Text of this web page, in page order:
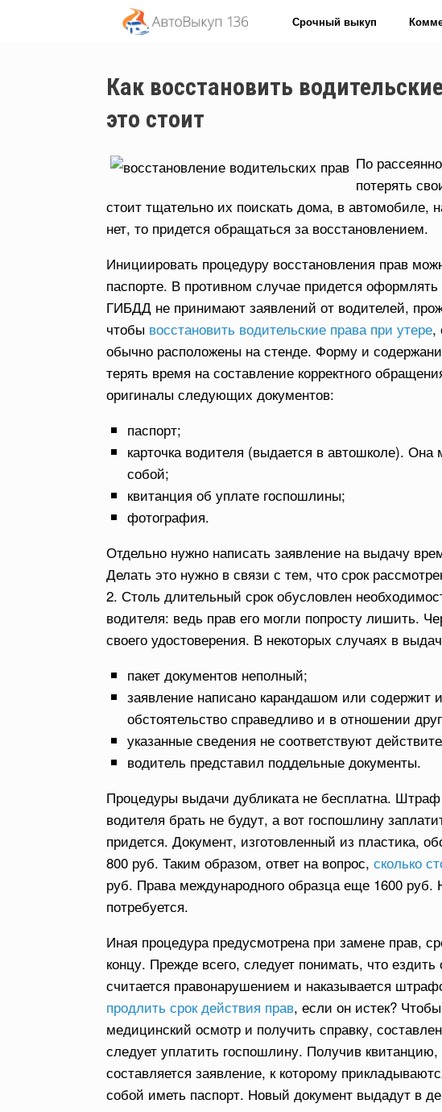
Срочный выкуп
Как восстановить
это стоит
По
потерять
стоит тщательно их поискать дома, в автомобиле,
нет, то придется обращаться за восстановлением.
Инициировать процедуру восстановления прав
паспорте. В противном случае придется
ГИБДД не принимают заявлений от водителей,
чтобы восстановить водительские права при утере,
обычно расположены на стенде. Форму и
терять время на составление корректного
оригиналы следующих документов:
паспорт;
карточка водителя (выдается в автошколе).
собой;
квитанция об уплате госпошлины;
фотография.
Отдельно нужно написать заявление на выдачу
Делать это нужно в связи с тем, что срок
2. Столь длительный срок обусловлен
водителя: ведь прав его могли попросту лишить.
своего удостоверения. В некоторых случаях в
пакет документов неполный;
заявление написано карандашом или содержит
обстоятельство справедливо и в отношении
указанные сведения не соответствуют
водитель представил поддельные документы.
Процедуры выдачи дубликата не бесплатна.
водителя брать не будут, а вот госпошлину
придется. Документ, изготовленный из пластика,
800 руб. Таким образом, ответ на вопрос, сколько
руб. Права международного образца еще 1600 руб.
потребуется.
Иная процедура предусмотрена при замене прав,
концу. Прежде всего, следует понимать, что
считается правонарушением и наказывается
продлить срок действия прав, если он истек?
медицинский осмотр и получить справку,
следует уплатить госпошлину. Получив
составляется заявление, к которому
собой иметь паспорт. Новый документ выдадут в